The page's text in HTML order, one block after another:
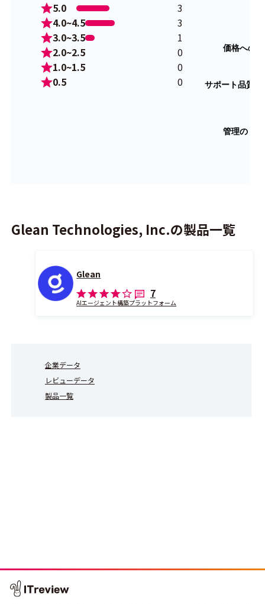
5.0
3
4.0~4.5
3
3.0~3.5
1
2.0~2.5
0
1.0~1.5
0
0.5
0
Glean Technologies, Inc.の製品一覧
Glean
7
AIエージェント構築プラットフォーム
企業データ
レビューデータ
製品一覧